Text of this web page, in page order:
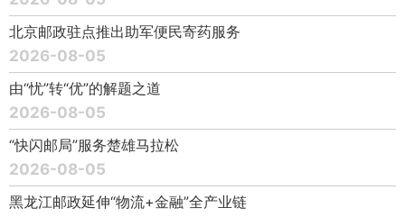
北京邮政驻点推出助军便民寄药服务
2026-08-05
由“忧”转“优”的解题之道
2026-08-05
“快闪邮局”服务楚雄马拉松
2026-08-05
黑龙江邮政延伸“物流+金融”全产业链